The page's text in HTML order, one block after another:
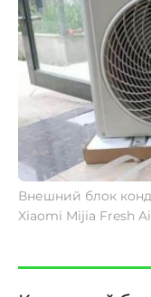
Внешний блок
Xiaomi Mijia Fresh